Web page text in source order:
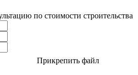
по стоимости строительства
Прикрепить файл